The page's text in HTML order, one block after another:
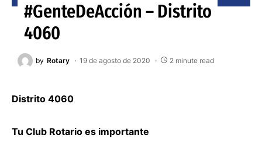
#GenteDeAcción – Distrito
4060
by Rotary 19 de agosto de 2020 2 minute read
Distrito 4060
Tu Club Rotario es importante